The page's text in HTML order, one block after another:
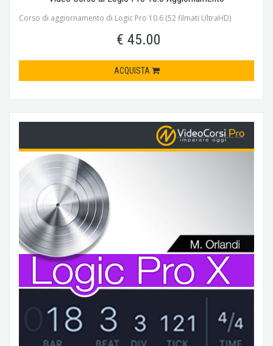
Corso di aggiornamento di Logic Pro 10.6 (52 filmati UltraHD)
€ 45.00
ACQUISTA